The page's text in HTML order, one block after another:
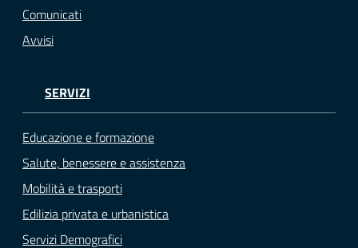
Comunicati
Avvisi
SERVIZI
Educazione e formazione
Salute, benessere e assistenza
Mobilità e trasporti
Edilizia privata e urbanistica
Servizi Demografici